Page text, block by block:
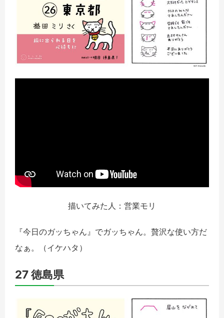
描いてみた人：営業モリ
『今日のガッちゃん』でガッちゃん。贅沢な使い方だ
なぁ。（イケハタ）
27 徳島県